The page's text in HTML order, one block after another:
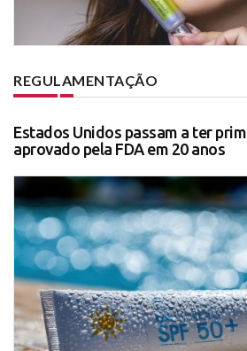
REGULAMENTAÇÃO
Estados Unidos passam a ter
aprovado pela FDA em 20 anos